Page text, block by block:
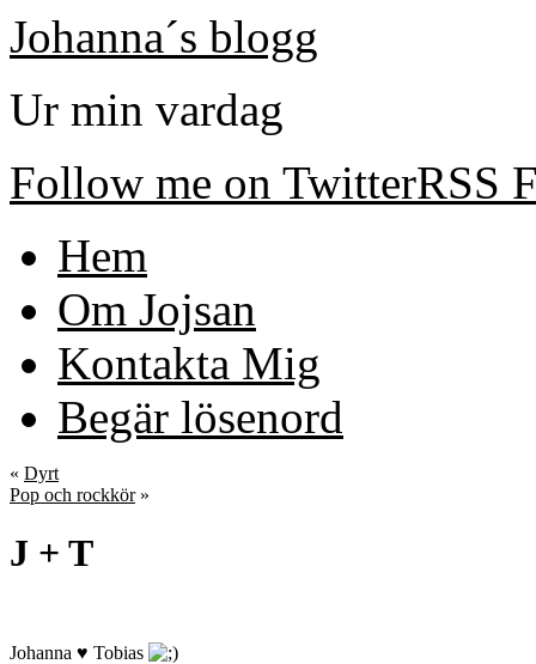
Johanna´s blogg
Ur min vardag
Follow me on TwitterRSS
Hem
Om Jojsan
Kontakta Mig
Begär lösenord
« Dyrt
Pop och rockkör»
J + T
Johanna ♥ Tobias